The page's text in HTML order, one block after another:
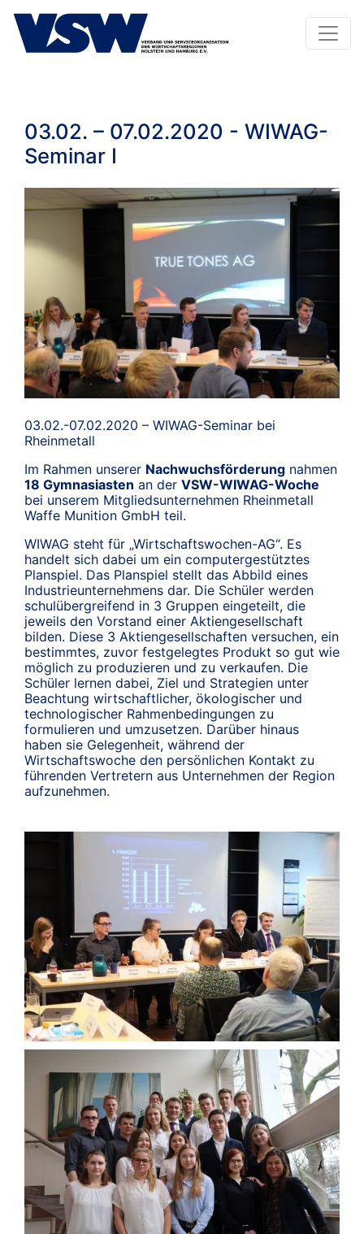
03.02. – 07.02.2020 - WIWAG-
Seminar I
03.02.-07.02.2020 – WIWAG-Seminar bei
Rheinmetall
Im Rahmen unserer Nachwuchsförderung nahmen
18 Gymnasiasten an der VSW-WIWAG-Woche
bei unserem Mitgliedsunternehmen Rheinmetall
Waffe Munition GmbH teil.
WIWAG steht für „Wirtschaftswochen-AG“. Es
handelt sich dabei um ein computergestütztes
Planspiel. Das Planspiel stellt das Abbild eines
Industrieunternehmens dar. Die Schüler werden
schulübergreifend in 3 Gruppen eingeteilt, die
jeweils den Vorstand einer Aktiengesellschaft
bilden. Diese 3 Aktiengesellschaften versuchen, ein
bestimmtes, zuvor festgelegtes Produkt so gut wie
möglich zu produzieren und zu verkaufen. Die
Schüler lernen dabei, Ziel und Strategien unter
Beachtung wirtschaftlicher, ökologischer und
technologischer Rahmenbedingungen zu
formulieren und umzusetzen. Darüber hinaus
haben sie Gelegenheit, während der
Wirtschaftswoche den persönlichen Kontakt zu
führenden Vertretern aus Unternehmen der Region
aufzunehmen.